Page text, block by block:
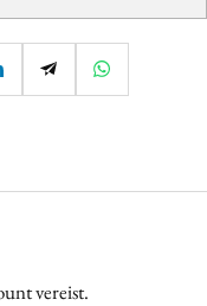
vereist.